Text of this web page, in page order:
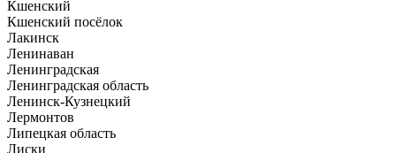
Кшенский
Кшенский посёлок
Лакинск
Ленинаван
Ленинградская
Ленинградская область
Ленинск-Кузнецкий
Лермонтов
Липецкая область
Лиски